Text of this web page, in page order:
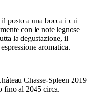
posto a una bocca i cui
con le note legnose
la degustazione, il
aromatica.
Chasse-Spleen 2019
fino al 2045 circa.